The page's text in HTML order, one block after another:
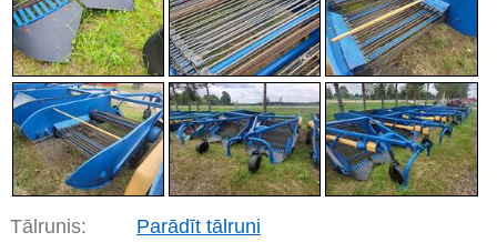
Tālrunis: Parādīt tālruni